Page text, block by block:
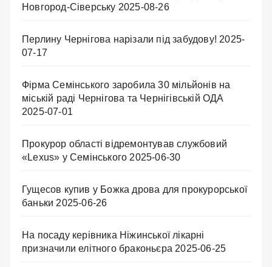
Новгород-Сіверську 2025-08-26
Перлину Чернігова нарізали під забудову! 2025-
07-17
Фірма Семінського заробила 30 мільйонів на
міській раді Чернігова та Чернігівській ОДА
2025-07-01
Прокурор області відремонтував службовий
«Lexus» у Семінського 2025-06-30
Гущесов купив у Божка дрова для прокурорської
баньки 2025-06-26
На посаду керівника Ніжинської лікарні
призначили елітного браконьєра 2025-06-25